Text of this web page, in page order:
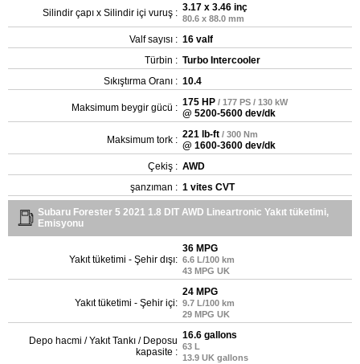
Silindir çapı x Silindir içi vuruş : 3.17 x 3.46 inç
80.6 x 88.0 mm
Valf sayısı : 16 valf
Türbin : Turbo Intercooler
Sıkıştırma Oranı : 10.4
Maksimum beygir gücü : 175 HP / 177 PS / 130 kW
@ 5200-5600 dev/dk
Maksimum tork : 221 lb-ft / 300 Nm
@ 1600-3600 dev/dk
Çekiş : AWD
şanzıman : 1 vites CVT
Subaru Forester 5 2021 1.8 DIT AWD Lineartronic Yakıt tüketimi,
Emisyonu
Yakıt tüketimi - Şehir dışı:
36 MPG
6.6 L/100 km
43 MPG UK
Yakıt tüketimi - Şehir içi:
24 MPG
9.7 L/100 km
29 MPG UK
Depo hacmi / Yakıt Tankı / Deposu
kapasite :
16.6 gallons
63 L
13.9 UK gallons